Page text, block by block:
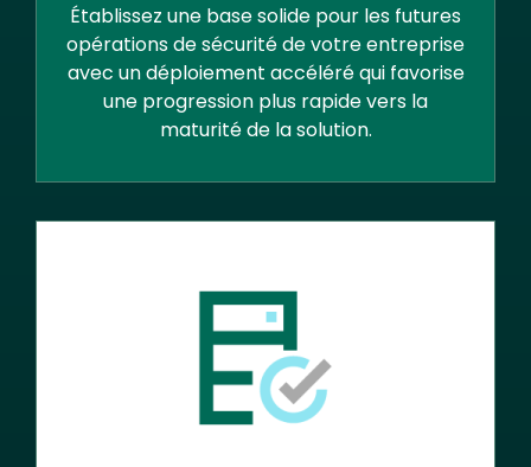
Établissez une base solide pour les futures
opérations de sécurité de votre entreprise
avec un déploiement accéléré qui favorise
une progression plus rapide vers la
maturité de la solution.